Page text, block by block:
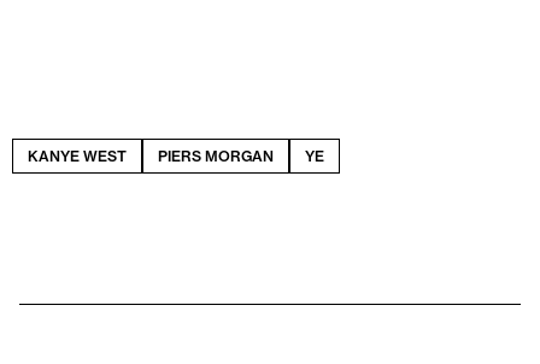
KANYE WEST PIERS MORGAN YE